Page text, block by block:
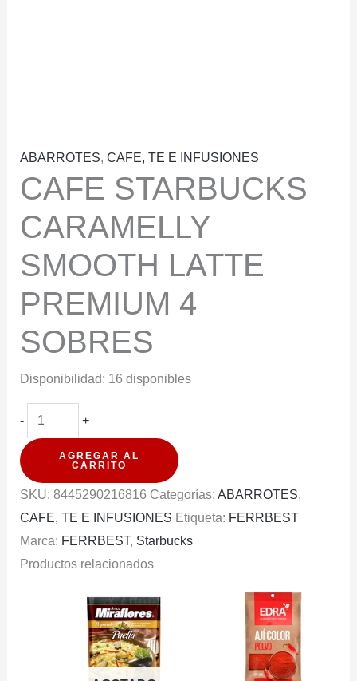
ABARROTES, CAFE, TE E INFUSIONES
CAFE STARBUCKS
CARAMELLY
SMOOTH LATTE
PREMIUM 4
SOBRES
Disponibilidad: 16 disponibles
-
CAFE
STARBUCKS
CARAMELLY
SMOOTH
+
AGREGAR AL
CARRITO
SKU: 8445290216816 Categorías: ABARROTES,
CAFE, TE E INFUSIONES Etiqueta: FERRBEST
Marca: FERRBEST, Starbucks
Productos relacionados